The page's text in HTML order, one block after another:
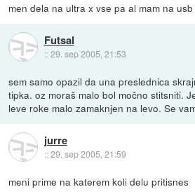
men dela na ultra x vse pa al mam na
Futsal
::29. sep 2005, 21:53
sem samo opazil da una preslednica
tipka. oz moraš malo bol močno stitsniti.
leve roke malo zamaknjen na levo. Se
jurre
::29. sep 2005, 21:59
meni prime na katerem koli delu pritisnes